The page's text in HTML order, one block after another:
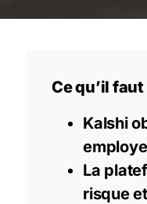
Ce qu’il
Kalshi
La
risque